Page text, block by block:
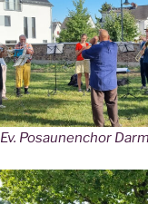
Ev. Posaunenchor